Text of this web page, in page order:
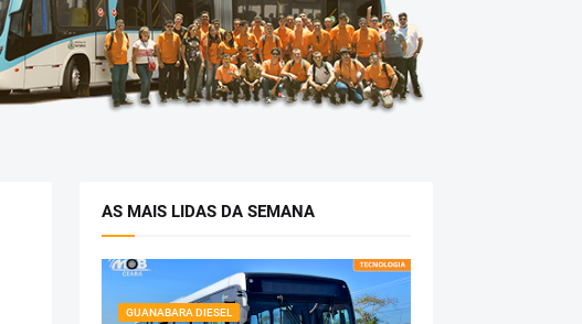
AS MAIS LIDAS DA SEMANA
GUANABARA DIESEL